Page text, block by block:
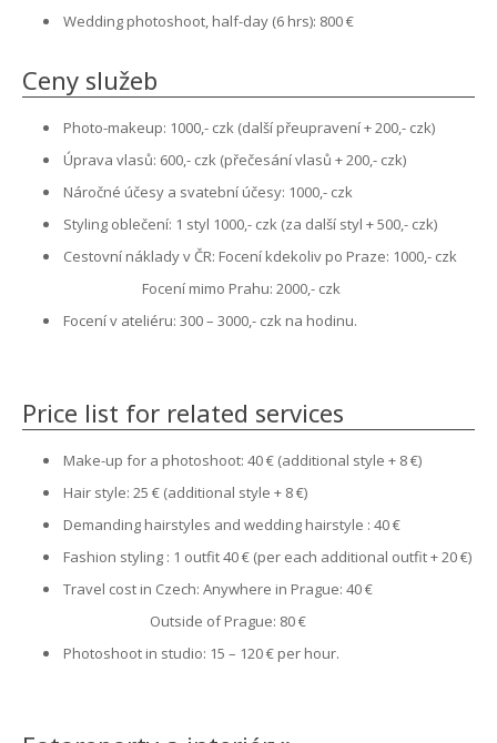
Wedding photoshoot, half-day (6 hrs): 800 €
Ceny služeb
Photo-makeup: 1000,- czk (další přeupravení + 200,- czk)
Úprava vlasů: 600,- czk (přečesání vlasů + 200,- czk)
Náročné účesy a svatební účesy: 1000,- czk
Styling oblečení: 1 styl 1000,- czk (za další styl + 500,- czk)
Cestovní náklady v ČR: Focení kdekoliv po Praze: 1000,- czk
Focení mimo Prahu: 2000,- czk
Focení v ateliéru: 300 – 3000,- czk na hodinu.
Price list for related services
Make-up for a photoshoot: 40 € (additional style + 8 €)
Hair style: 25 € (additional style + 8 €)
Demanding hairstyles and wedding hairstyle : 40 €
Fashion styling : 1 outfit 40 € (per each additional outfit + 20 €)
Travel cost in Czech: Anywhere in Prague: 40 €
Outside of Prague: 80 €
Photoshoot in studio: 15 – 120 € per hour.